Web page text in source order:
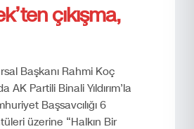
çıkışma,
Başkanı Rahmi Koç
Partili Binali Yıldırım’la
Başsavcılığı 6
üzerine “Halkın Bir